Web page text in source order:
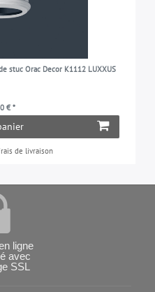
stuc Orac Decor K1112 LUXXUS
€ *
de livraison
ligne
avec
SSL